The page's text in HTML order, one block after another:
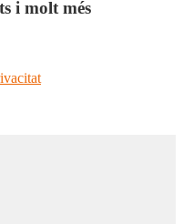
i molt més